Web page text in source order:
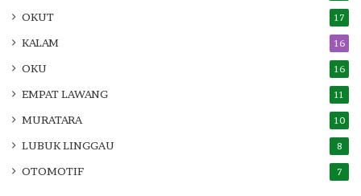
OKUT 17
KALAM 16
OKU 16
EMPAT LAWANG 11
MURATARA 10
LUBUK LINGGAU 8
OTOMOTIF 7